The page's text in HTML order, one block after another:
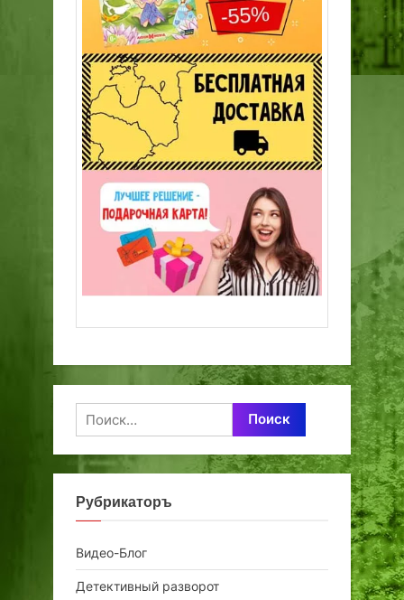
Найти:
Рубрикаторъ
Видео-Блог
Детективный разворот